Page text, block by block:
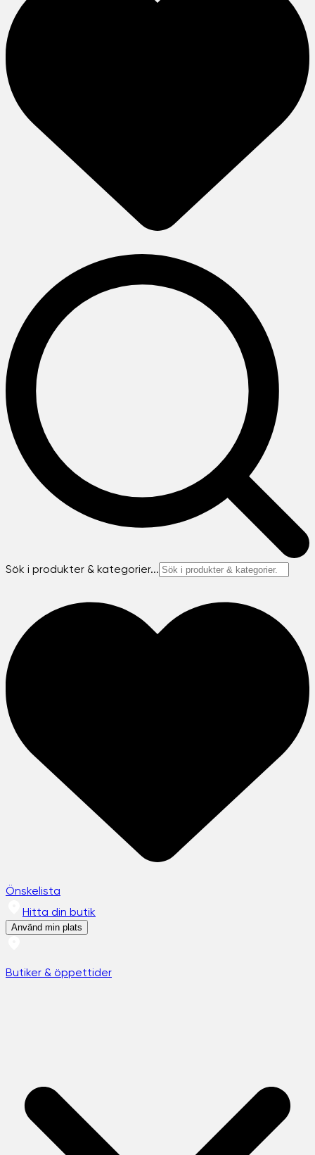
Sök i produkter & kategorier...
Önskelista
Hitta din butik
Använd min plats
Butiker & öppettider